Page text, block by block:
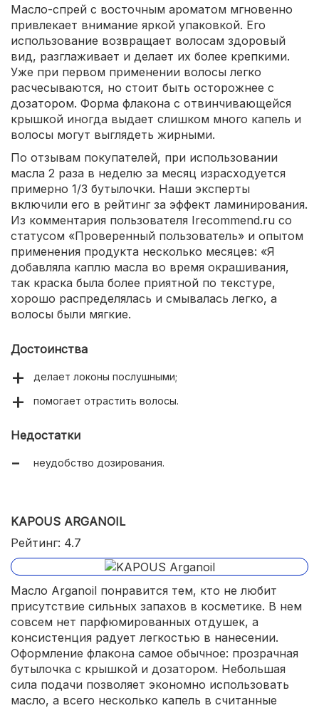
Масло-спрей с восточным ароматом мгновенно
привлекает внимание яркой упаковкой. Его
использование возвращает волосам здоровый
вид, разглаживает и делает их более крепкими.
Уже при первом применении волосы легко
расчесываются, но стоит быть осторожнее с
дозатором. Форма флакона с отвинчивающейся
крышкой иногда выдает слишком много капель и
волосы могут выглядеть жирными.
По отзывам покупателей, при использовании
масла 2 раза в неделю за месяц израсходуется
примерно 1/3 бутылочки. Наши эксперты
включили его в рейтинг за эффект ламинирования.
Из комментария пользователя Irecommend.ru со
статусом «Проверенный пользователь» и опытом
применения продукта несколько месяцев: «Я
добавляла каплю масла во время окрашивания,
так краска была более приятной по текстуре,
хорошо распределялась и смывалась легко, а
волосы были мягкие.
Достоинства
делает локоны послушными;
помогает отрастить волосы.
Недостатки
неудобство дозирования.
KAPOUS ARGANOIL
Рейтинг: 4.7
Масло Arganoil понравится тем, кто не любит
присутствие сильных запахов в косметике. В нем
совсем нет парфюмированных отдушек, а
консистенция радует легкостью в нанесении.
Оформление флакона самое обычное: прозрачная
бутылочка с крышкой и дозатором. Небольшая
сила подачи позволяет экономно использовать
масло, а всего несколько капель в считанные